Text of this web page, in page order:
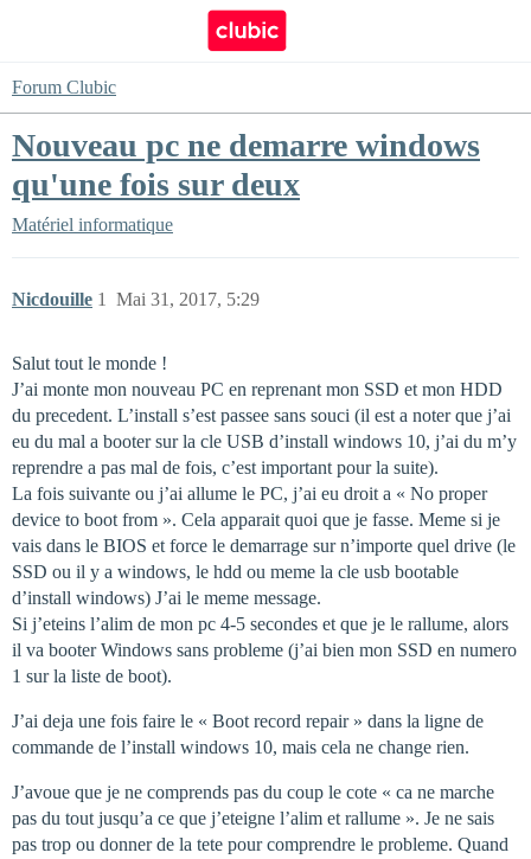
Forum Clubic
Nouveau pc ne demarre windows
qu'une fois sur deux
Matériel informatique
Nicdouille Mai 31, 2017, 5:29
1
Salut tout le monde !
J’ai monte mon nouveau PC en reprenant mon SSD et mon HDD
du precedent. L’install s’est passee sans souci (il est a noter que j’ai
eu du mal a booter sur la cle USB d’install windows 10, j’ai du m’y
reprendre a pas mal de fois, c’est important pour la suite).
La fois suivante ou j’ai allume le PC, j’ai eu droit a « No proper
device to boot from ». Cela apparait quoi que je fasse. Meme si je
vais dans le BIOS et force le demarrage sur n’importe quel drive (le
SSD ou il y a windows, le hdd ou meme la cle usb bootable
d’install windows) J’ai le meme message.
Si j’eteins l’alim de mon pc 4-5 secondes et que je le rallume, alors
il va booter Windows sans probleme (j’ai bien mon SSD en numero
1 sur la liste de boot).
J’ai deja une fois faire le « Boot record repair » dans la ligne de
commande de l’install windows 10, mais cela ne change rien.
J’avoue que je ne comprends pas du coup le cote « ca ne marche
pas du tout jusqu’a ce que j’eteigne l’alim et rallume ». Je ne sais
pas trop ou donner de la tete pour comprendre le probleme. Quand